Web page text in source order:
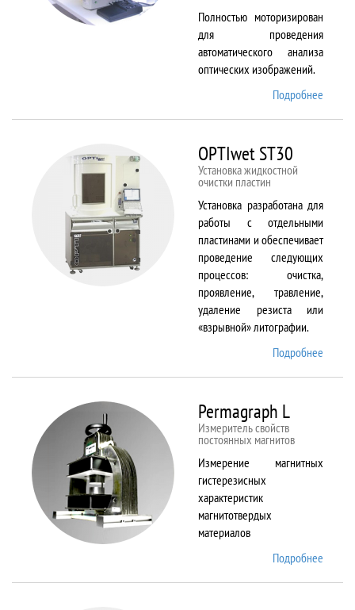
Полностью моторизирован
для проведения
автоматического анализа
оптических изображений.
Подробнее
OPTIwet ST30
Установка жидкостной
очистки пластин
Установка разработана для
работы с отдельными
пластинами и обеспечивает
проведение следующих
процессов: очистка,
проявление, травление,
удаление резиста или
«взрывной» литографии.
Подробнее
Permagraph L
Измеритель свойств
постоянных магнитов
Измерение магнитных
гистерезисных
характеристик
магнитотвердых
материалов
Подробнее